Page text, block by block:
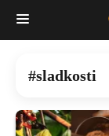
sladkosti